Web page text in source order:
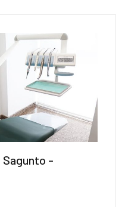
Sagunto -